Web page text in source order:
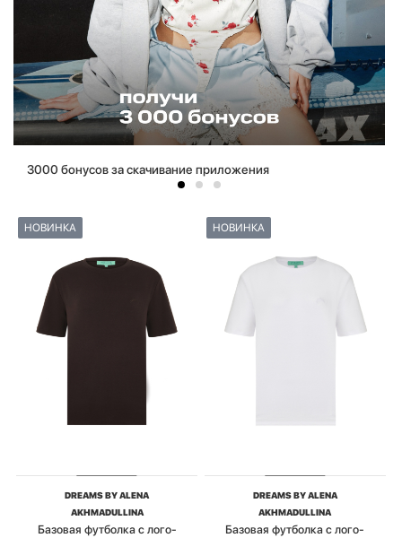
3000 бонусов за скачивание приложения
НОВИНКА
DREAMS BY ALENA
AKHMADULLINA
Базовая футболка с лого-
НОВИНКА
DREAMS BY ALENA
AKHMADULLINA
Базовая футболка с лого-